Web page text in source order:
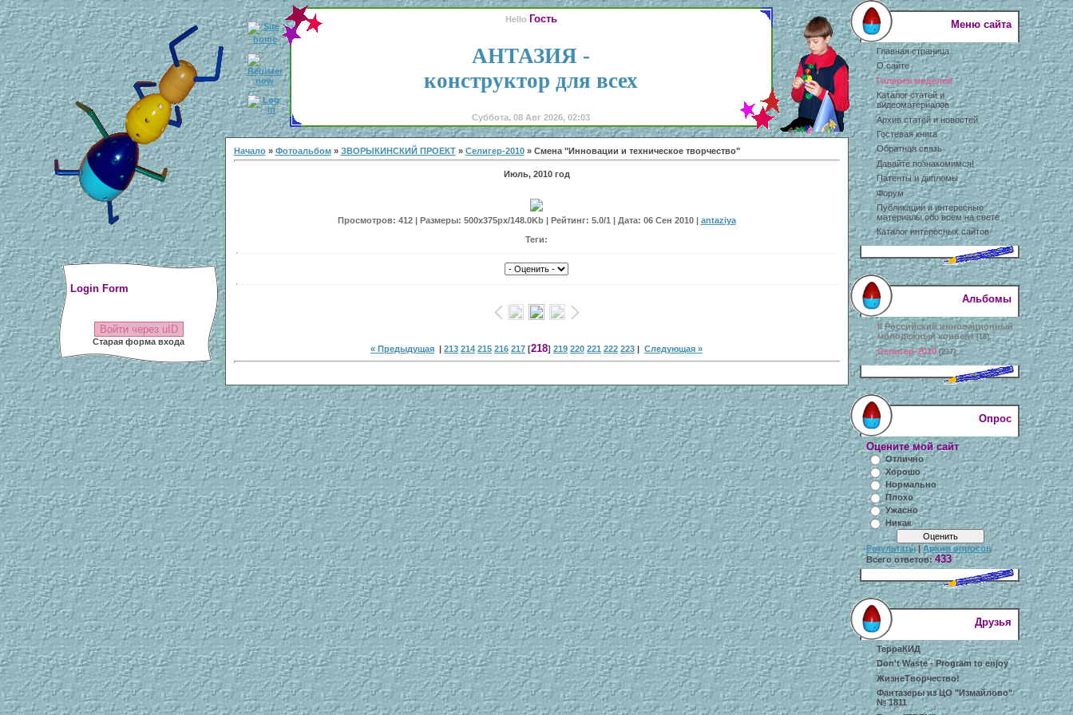
Login Form
Войти через uID
Старая форма входа
Hello Гость
АНТАЗИЯ -
конструктор для всех
Суббота, 08 Авг 2026, 02:03
Начало» Фотоальбом» ЗВОРЫКИНСКИЙ ПРОЕКТ» Селигер-2010» Смена "Инновации и техническое творчество"
Июль, 2010 год
Просмотров: 412 | Размеры: 500x375px/148.0Kb | Рейтинг: 5.0/1 | Дата: 06 Сен 2010 | antaziya
Теги:
« Предыдущая | 213 214 215 216 217 [218] 219 220 221 222 223 | Следующая »
Меню сайта
Главная страница
О сайте
Галерея моделей
Каталог статей и
видеоматериалов
Архив статей и новостей
Гостевая книга
Обратная связь
Давайте познакомимся!
Патенты и дипломы
Форум
Публикации и интересные
материалы обо всем на свете
Каталог интересных сайтов
Альбомы
II Российский инновационный
молодежный конвент [18]
Селигер-2010 [237]
Опрос
Оцените мой сайт
Отлично
Хорошо
Нормально
Плохо
Ужасно
Никак
Результаты| Архив опросов
Всего ответов:433
Друзья
ТерраКИД
Don't Waste - Program to enjoy
ЖизнеТворчество!
Фантазеры из ЦО "Измайлово"
№ 1811